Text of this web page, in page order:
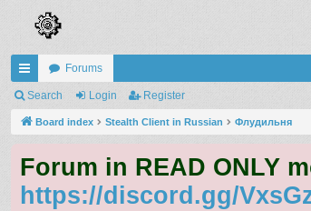
ui
ck
ks
Forums
Search Login Register
Board index Stealth Client in Russian Флудильня
Forum in READ ONLY
https://discord.gg/